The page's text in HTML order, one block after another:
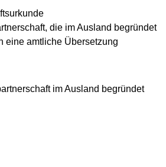
die im Ausland begründet
eine amtliche Übersetzung
im Ausland begründet